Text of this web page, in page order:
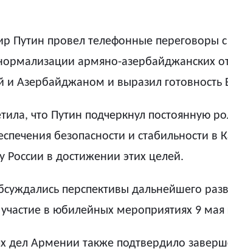
Путин провел телефонные
армяно-
Азербайджаном и выразил готовность
что Путин подчеркнул постоянную
безопасности и стабильности
России в достижении этих целей.
перспективы дальнейшего
в юбилейных мероприятиях 9
дел Армении также подтвердило